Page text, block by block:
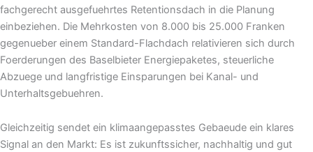
fachgerecht ausgefuehrtes Retentionsdach in die Planung
einbeziehen. Die Mehrkosten von 8.000 bis 25.000 Franken
gegenueber einem Standard-Flachdach relativieren sich durch
Foerderungen des Baselbieter Energiepaketes, steuerliche
Abzuege und langfristige Einsparungen bei Kanal- und
Unterhaltsgebuehren.
Gleichzeitig sendet ein klimaangepasstes Gebaeude ein klares
Signal an den Markt: Es ist zukunftssicher, nachhaltig und gut